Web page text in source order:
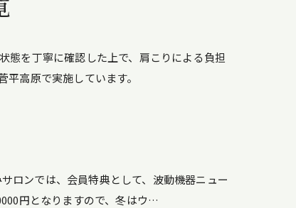
態を丁寧に確認した上で、肩こりによる負担
高原で実施しています。
ロンでは、会員特典として、波動機器ニュー
円となりますので、冬はウ…